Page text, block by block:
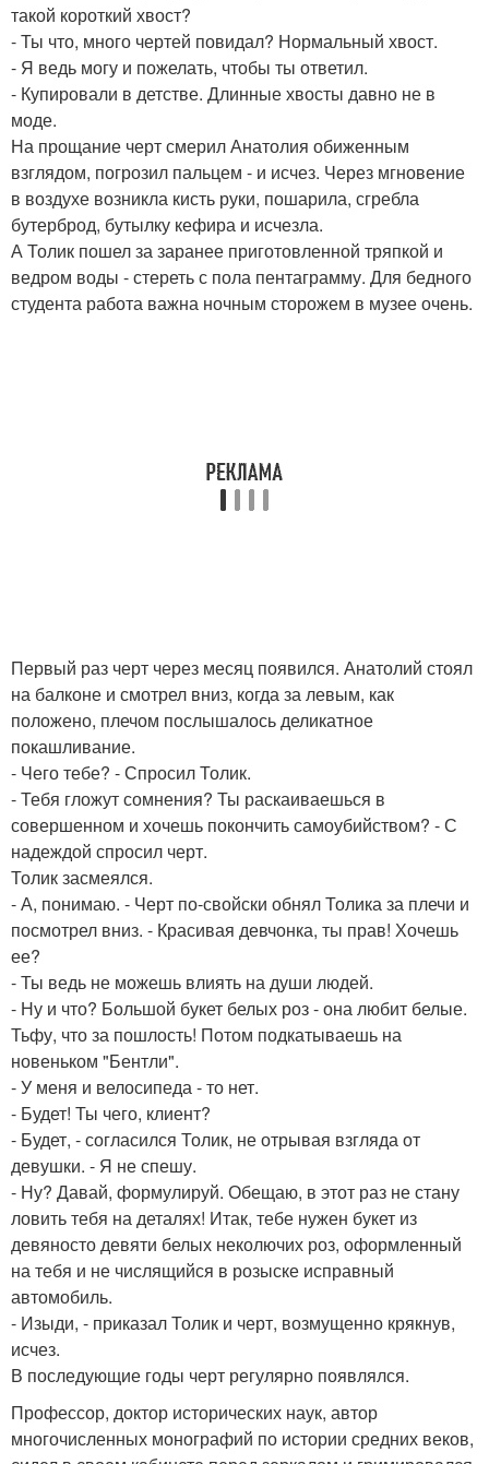
такой короткий хвост?
- Ты что, много чертей повидал? Нормальный хвост.
- Я ведь могу и пожелать, чтобы ты ответил.
- Купировали в детстве. Длинные хвосты давно не в
моде.
На прощание черт смерил Анатолия обиженным
взглядом, погрозил пальцем - и исчез. Через мгновение
в воздухе возникла кисть руки, пошарила, сгребла
бутерброд, бутылку кефира и исчезла.
А Толик пошел за заранее приготовленной тряпкой и
ведром воды - стереть с пола пентаграмму. Для бедного
студента работа важна ночным сторожем в музее очень.
Первый раз черт через месяц появился. Анатолий стоял
на балконе и смотрел вниз, когда за левым, как
положено, плечом послышалось деликатное
покашливание.
- Чего тебе? - Спросил Толик.
- Тебя гложут сомнения? Ты раскаиваешься в
совершенном и хочешь покончить самоубийством? - С
надеждой спросил черт.
Толик засмеялся.
- А, понимаю. - Черт по-свойски обнял Толика за плечи и
посмотрел вниз. - Красивая девчонка, ты прав! Хочешь
ее?
- Ты ведь не можешь влиять на души людей.
- Ну и что? Большой букет белых роз - она любит белые.
Тьфу, что за пошлость! Потом подкатываешь на
новеньком "Бентли".
- У меня и велосипеда - то нет.
- Будет! Ты чего, клиент?
- Будет, - согласился Толик, не отрывая взгляда от
девушки. - Я не спешу.
- Ну? Давай, формулируй. Обещаю, в этот раз не стану
ловить тебя на деталях! Итак, тебе нужен букет из
девяносто девяти белых неколючих роз, оформленный
на тебя и не числящийся в розыске исправный
автомобиль.
- Изыди, - приказал Толик и черт, возмущенно крякнув,
исчез.
В последующие годы черт регулярно появлялся.
Профессор, доктор исторических наук, автор
многочисленных монографий по истории средних веков,